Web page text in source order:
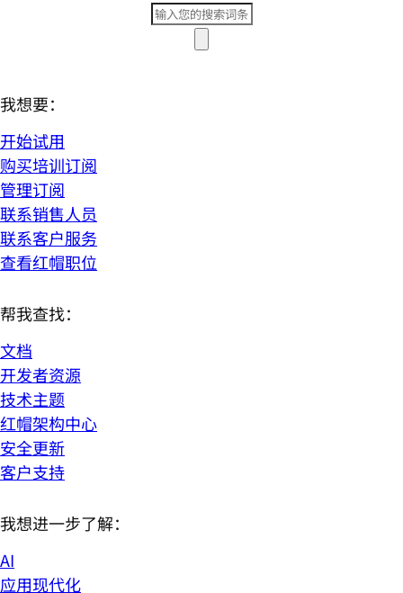
我想要：
开始试用
购买培训订阅
管理订阅
联系销售人员
联系客户服务
查看红帽职位
帮我查找：
文档
开发者资源
技术主题
红帽架构中心
安全更新
客户支持
我想进一步了解：
AI
应用现代化